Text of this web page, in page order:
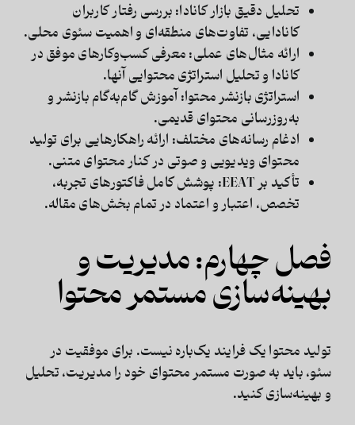
تحلیل دقیق بازار کانادا:بررسی رفتار کاربران
کانادایی، تفاوت‌های منطقه‌ای و اهمیت سئوی محلی.
ارائه مثال‌های عملی:معرفی کسب‌وکارهای موفق در
کانادا و تحلیل استراتژی محتوایی آنها.
استراتژی بازنشر محتوا: آموزش گام‌به‌گام بازنشر و
به‌روزرسانی محتوای قدیمی.
ادغام رسانه‌های مختلف: ارائه راهکارهایی برای تولید
محتوای ویدیویی و صوتی در کنار محتوای متنی.
تأکید بر EEAT:
پوشش کامل فاکتورهای تجربه،
تخصص، اعتبار و اعتماد در تمام بخش‌های مقاله.
فصل چهارم: مدیریت و
بهینه‌سازی مستمر محتوا
تولید محتوا یک فرایند یک‌باره نیست. برای موفقیت در
سئو، باید به صورت مستمر محتوای خود را مدیریت، تحلیل
و بهینه‌سازی کنید.